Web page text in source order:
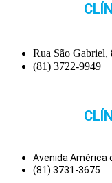
Rua São
(81) 3722-9949
Avenida América
(81) 3731-3675